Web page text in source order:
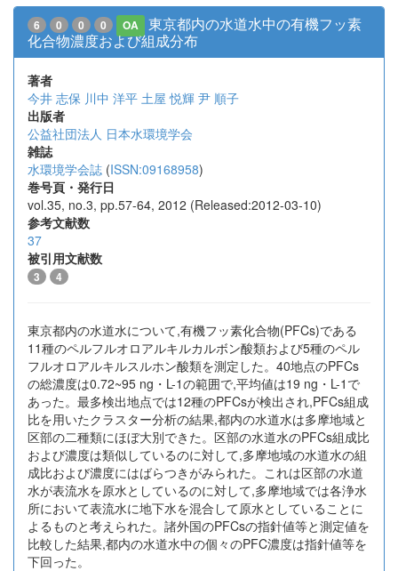
6 0 0 0 OA
東京都内の水道水中の有機フッ素
化合物濃度および組成分布
著者
今井 志保 川中 洋平 土屋 悦輝 尹 順子
出版者
公益社団法人 日本水環境学会
雑誌
水環境学会誌 (ISSN:09168958)
巻号頁・発行日
vol.35, no.3, pp.57-64, 2012 (Released:2012-03-10)
参考文献数
37
被引用文献数
3 4
東京都内の水道水について,有機フッ素化合物(PFCs)である
11種のペルフルオロアルキルカルボン酸類および5種のペル
フルオロアルキルスルホン酸類を測定した。40地点のPFCs
の総濃度は0.72~95 ng・L-1の範囲で,平均値は19 ng・L-1で
あった。最多検出地点では12種のPFCsが検出され,PFCs組成
比を用いたクラスター分析の結果,都内の水道水は多摩地域と
区部の二種類にほぼ大別できた。区部の水道水のPFCs組成比
および濃度は類似しているのに対して,多摩地域の水道水の組
成比および濃度にはばらつきがみられた。これは区部の水道
水が表流水を原水としているのに対して,多摩地域では各浄水
所において表流水に地下水を混合して原水としていることに
よるものと考えられた。諸外国のPFCsの指針値等と測定値を
比較した結果,都内の水道水中の個々のPFC濃度は指針値等を
下回った。